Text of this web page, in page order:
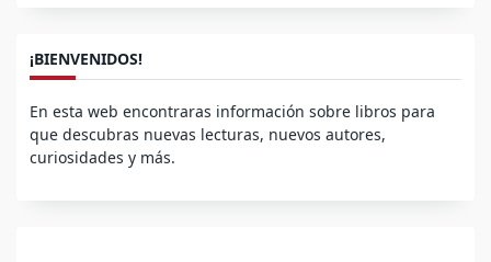
¡BIENVENIDOS!
En esta web encontraras información sobre libros para
que descubras nuevas lecturas, nuevos autores,
curiosidades y más.